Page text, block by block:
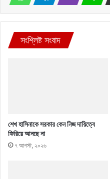
সংশ্লিষ্ট সংবাদ
শেখ হাসিনাকে সরকার কেন নিজ দায়িত্বে
ফিরিয়ে আনছে না
৭ আগস্ট, ২০২৬